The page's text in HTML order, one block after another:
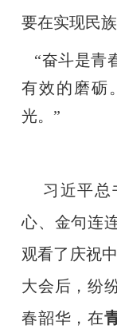
要在实现民
“奋斗是青
有效的磨砺
光。”
习近平总
心、金句连
观看了庆祝
大会后，纷
春韶华，在